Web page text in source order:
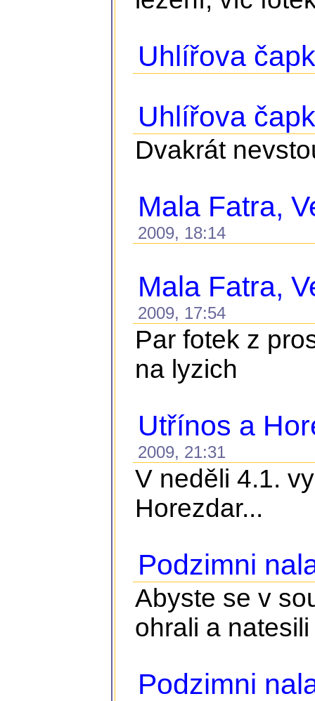
Uhlířova
Uhlířova
Dvakrát
Mala Fatra,
2009, 18:14
Mala Fatra,
2009, 17:54
Par fotek z
na lyzich
Utřínos a
2009, 21:31
V neděli 4.1.
Horezdar...
Podzimni
Abyste se v
ohrali a
Podzimni